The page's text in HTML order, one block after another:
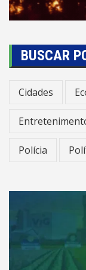
BUSCAR
Cidades
Polícia